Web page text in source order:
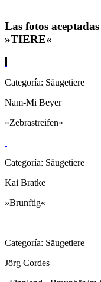
Las fotos
»TIERE«
Categoría: Säugetiere
Nam-Mi Beyer
»Zebrastreifen«
Categoría: Säugetiere
Kai Bratke
»Brunftig«
Categoría: Säugetiere
Jörg Cordes